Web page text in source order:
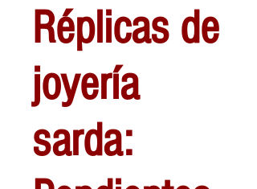
Réplicas de
joyería
sarda: